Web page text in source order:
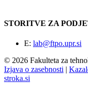
STORITVE ZA
E: lab@ftpo.upr.si
© 2026 Fakulteta za
Izjava o zasebnosti |
stroka.si